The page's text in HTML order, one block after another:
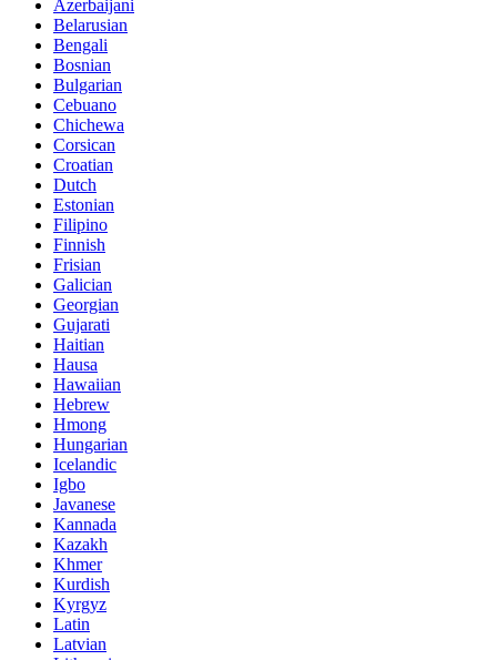
Azerbaijani
Belarusian
Bengali
Bosnian
Bulgarian
Cebuano
Chichewa
Corsican
Croatian
Dutch
Estonian
Filipino
Finnish
Frisian
Galician
Georgian
Gujarati
Haitian
Hausa
Hawaiian
Hebrew
Hmong
Hungarian
Icelandic
Igbo
Javanese
Kannada
Kazakh
Khmer
Kurdish
Kyrgyz
Latin
Latvian